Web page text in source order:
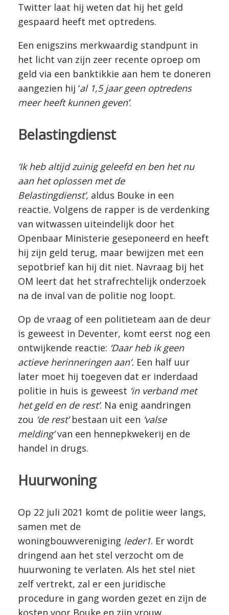
Twitter laat hij weten dat hij het geld
gespaard heeft met optredens.
Een enigszins merkwaardig standpunt in
het licht van zijn zeer recente oproep om
geld via een banktikkie aan hem te doneren
aangezien hij ‘al 1,5 jaar geen optredens
meer heeft kunnen geven’.
Belastingdienst
‘Ik heb altijd zuinig geleefd en ben het nu
aan het oplossen met de
Belastingdienst’, aldus Bouke in een
reactie. Volgens de rapper is de verdenking
van witwassen uiteindelijk door het
Openbaar Ministerie geseponeerd en heeft
hij zijn geld terug, maar bewijzen met een
sepotbrief kan hij dit niet. Navraag bij het
OM leert dat het strafrechtelijk onderzoek
na de inval van de politie nog loopt.
Op de vraag of een politieteam aan de deur
is geweest in Deventer, komt eerst nog een
ontwijkende reactie: ‘Daar heb ik geen
actieve herinneringen aan’. Een half uur
later moet hij toegeven dat er inderdaad
politie in huis is geweest ‘in verband met
het geld en de rest’. Na enig aandringen
zou ‘de rest’bestaan uit een ‘valse
melding’van een hennepkwekerij en de
handel in drugs.
Huurwoning
Op 22 juli 2021 komt de politie weer langs,
samen met de
woningbouwvereniging Ieder1. Er wordt
dringend aan het stel verzocht om de
huurwoning te verlaten. Als het stel niet
zelf vertrekt, zal er een juridische
procedure in gang worden gezet en zijn de
kosten voor Bouke en zijn vrouw.